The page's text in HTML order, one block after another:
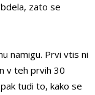
zato se
namigu. Prvi vtis ni
v teh prvih 30
tudi to, kako se